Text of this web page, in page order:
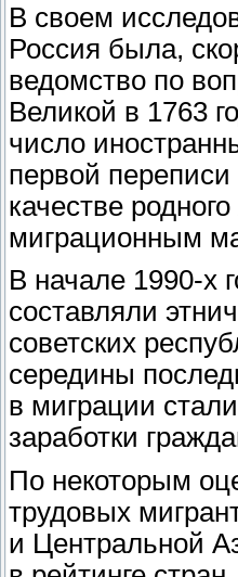
В своем
Россия была,
ведомство по
Великой в 1763
число
первой
качестве
миграционным
В начале 1990-х
составляли
советских
середины
в миграции
заработки
По некоторым
трудовых
и Центральной